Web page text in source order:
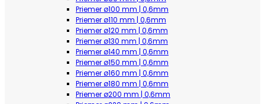
Priemer ø100 mm | 0,6mm
Priemer ø110 mm | 0,6mm
Priemer ø120 mm | 0,6mm
Priemer ø130 mm | 0,6mm
Priemer ø140 mm | 0,6mm
Priemer ø150 mm | 0,6mm
Priemer ø160 mm | 0,6mm
Priemer ø180 mm | 0,6mm
Priemer ø200 mm | 0,6mm